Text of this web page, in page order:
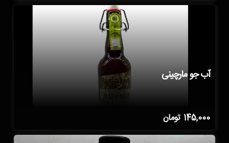
آب جو مارچینی
145,000 تومان